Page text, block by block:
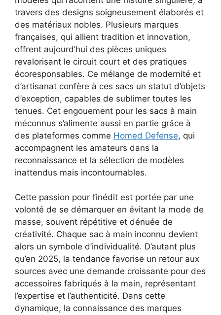
travers des designs soigneusement élaborés et
des matériaux nobles. Plusieurs marques
françaises, qui allient tradition et innovation,
offrent aujourd’hui des pièces uniques
revalorisant le circuit court et des pratiques
écoresponsables. Ce mélange de modernité et
d’artisanat confère à ces sacs un statut d’objets
d’exception, capables de sublimer toutes les
tenues. Cet engouement pour les sacs à main
méconnus s’alimente aussi en partie grâce à
des plateformes comme Homed Defense, qui
accompagnent les amateurs dans la
reconnaissance et la sélection de modèles
inattendus mais incontournables.
Cette passion pour l’inédit est portée par une
volonté de se démarquer en évitant la mode de
masse, souvent répétitive et dénuée de
créativité. Chaque sac à main inconnu devient
alors un symbole d’individualité. D’autant plus
qu’en 2025, la tendance favorise un retour aux
sources avec une demande croissante pour des
accessoires fabriqués à la main, représentant
l’expertise et l’authenticité. Dans cette
dynamique, la connaissance des marques